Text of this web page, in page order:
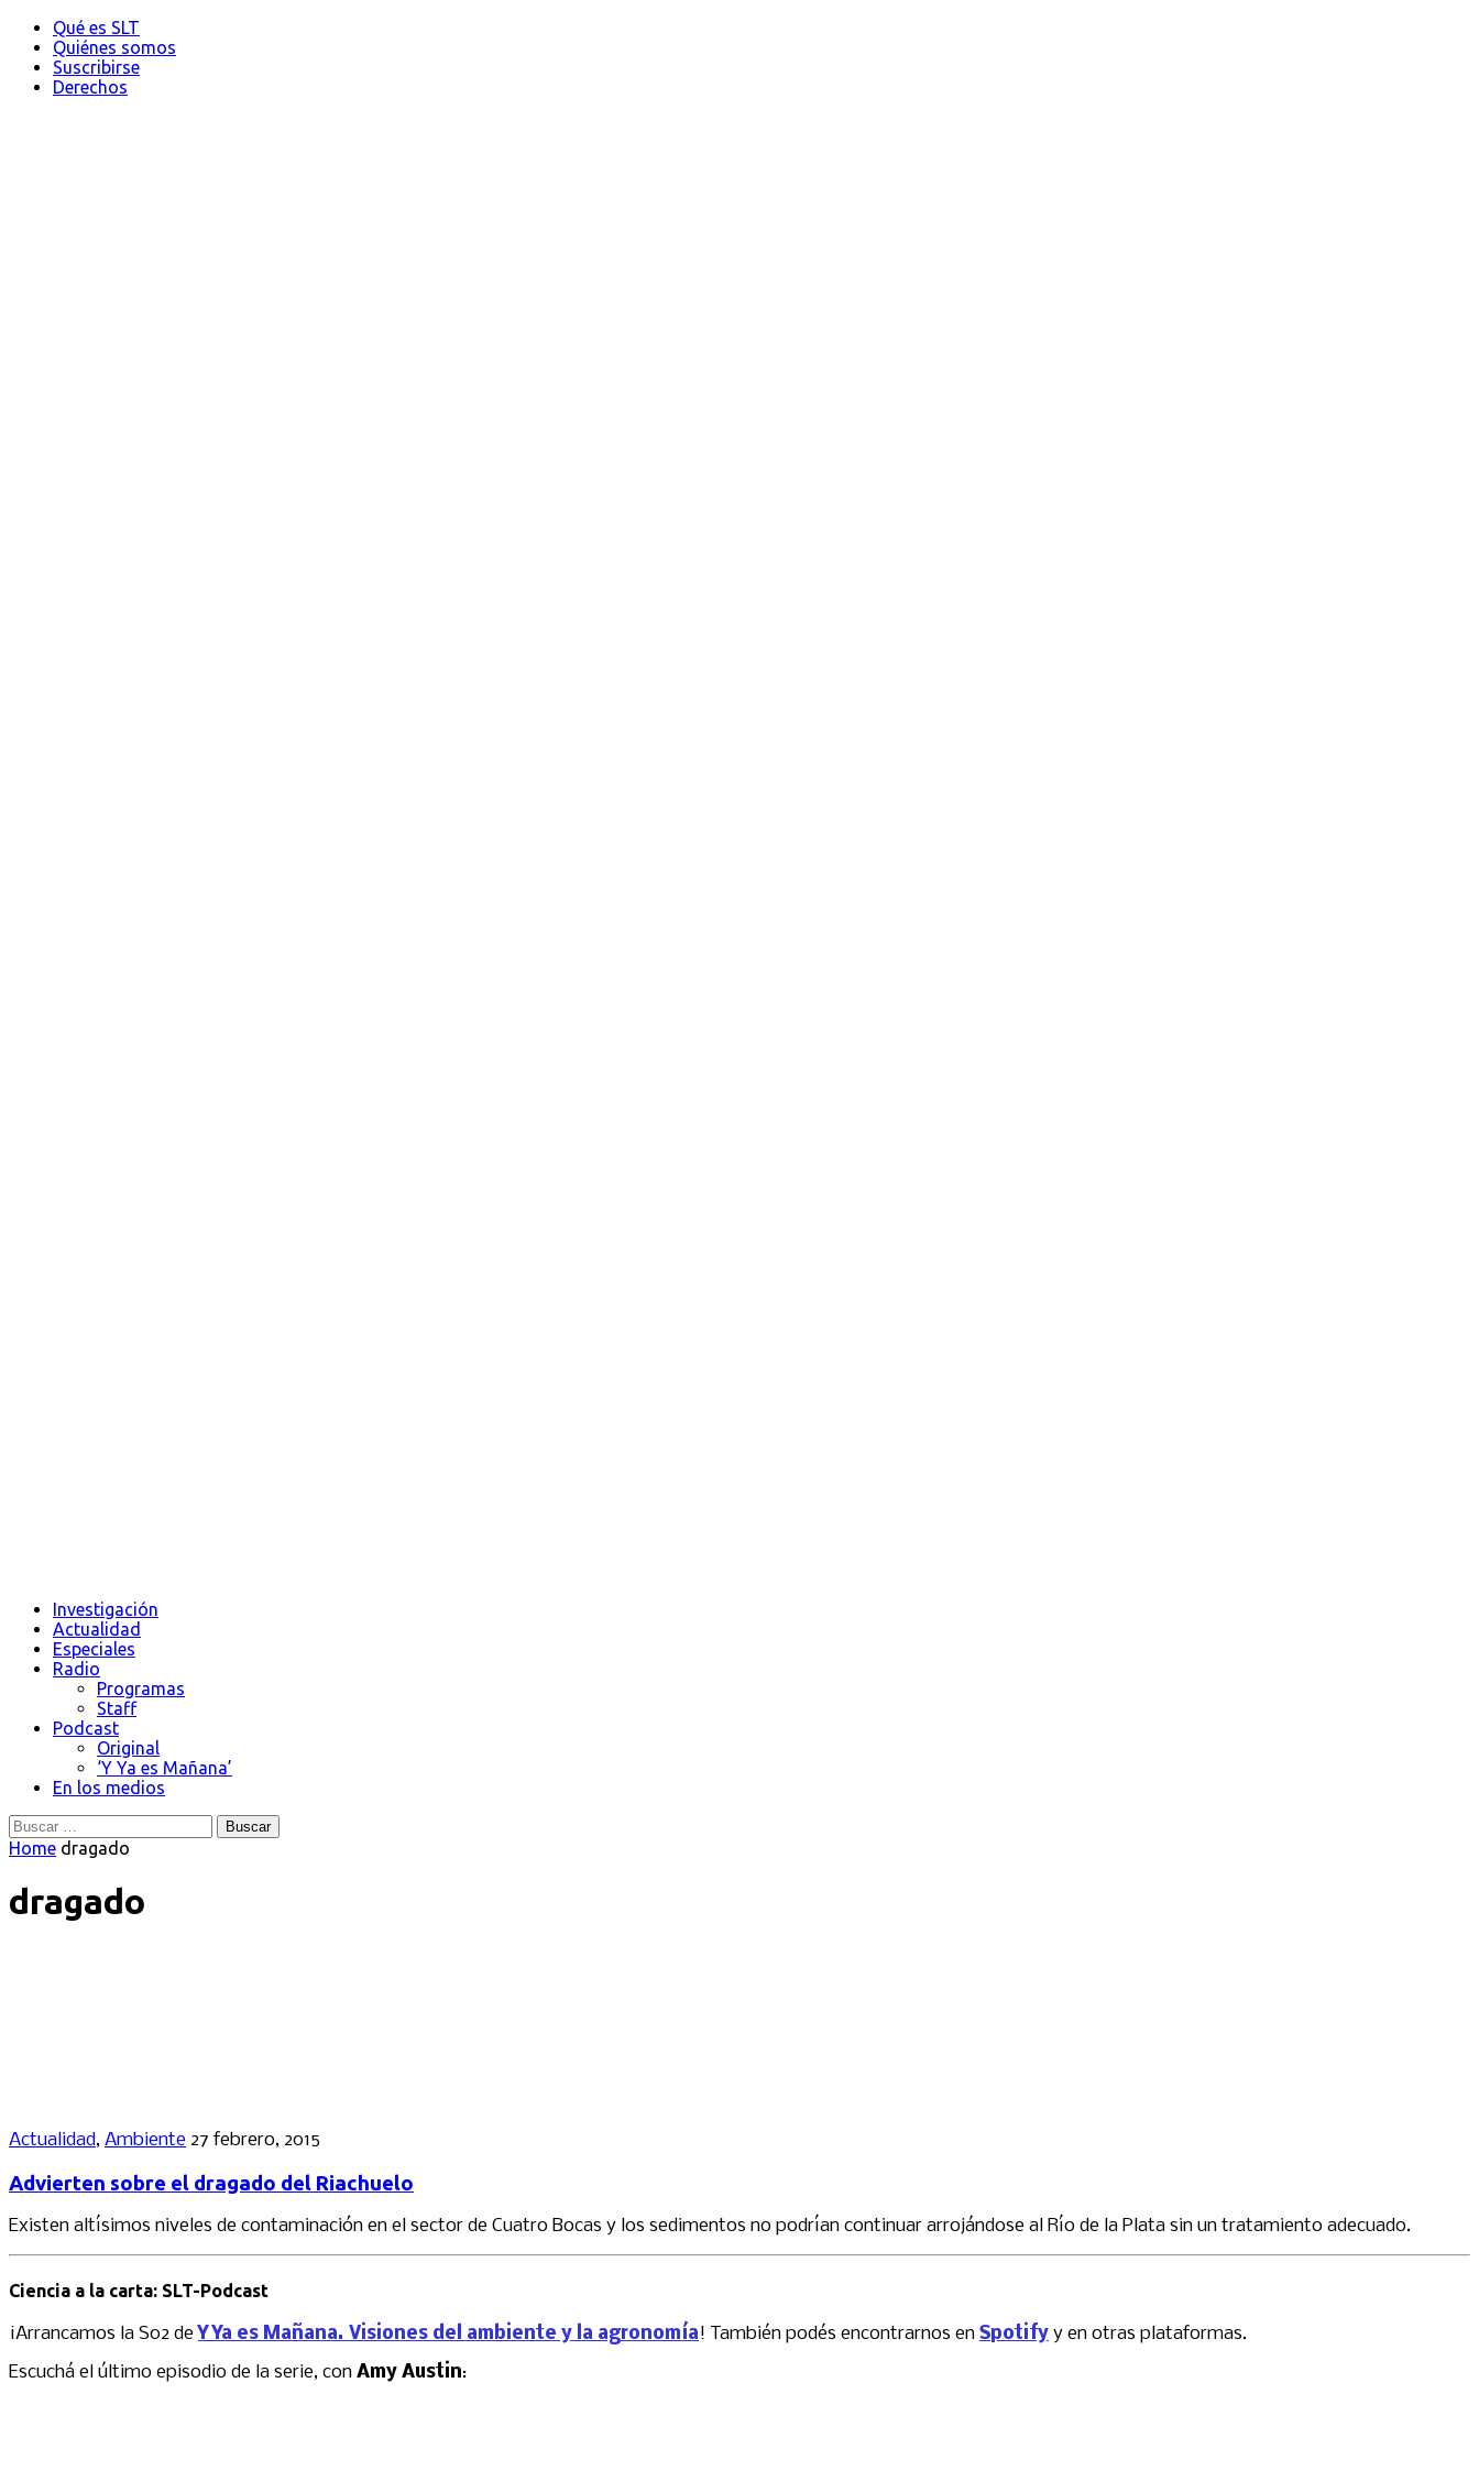
Qué es SLT
Quiénes somos
Suscribirse
Derechos
Investigación
Actualidad
Especiales
Radio
Programas
Staff
Podcast
Original
‘Y Ya es Mañana’
En los medios
Buscar:
Home dragado
dragado
Actualidad, Ambiente 27 febrero, 2015
Advierten sobre el dragado del Riachuelo
Existen altísimos niveles de contaminación en el sector de Cuatro Bocas y los sedimentos no podrían continuar arrojándose al Río de la Plata sin un tratamiento adecuado.
Ciencia a la carta: SLT-Podcast
¡Arrancamos la S02 deY Ya es Mañana. Visiones del ambiente y la agronomía! También podés encontrarnos en Spotify y en otras plataformas.
Escuchá el último episodio de la serie, con Amy Austin: